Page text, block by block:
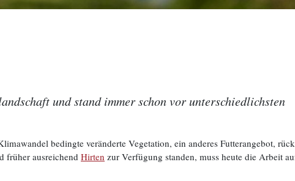
und stand immer schon vor unterschiedlichsten
bedingte veränderte Vegetation, ein anderes Futterangebot,
früher ausreichend Hirten zur Verfügung standen, muss heute die Arbeit